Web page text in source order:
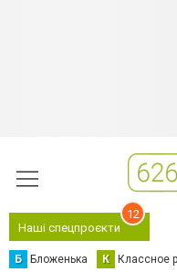
Наші спецпроєкти
12
Б Бложенька К Классное